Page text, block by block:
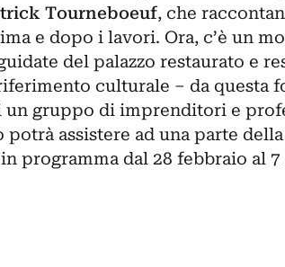
Tourneboeuf, che
e dopo i lavori. Ora, c’è un
del palazzo restaurato e
culturale – da questa
un gruppo di imprenditori e
assistere ad una parte
programma dal 28 febbraio al 7